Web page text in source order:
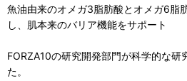
魚油由来のオメガ3脂肪酸とオメガ6脂
し、肌本来のバリア機能をサポート
FORZA10の研究開発部門が科学的な研
た。